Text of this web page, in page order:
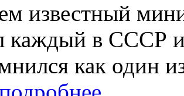
известный
каждый в СССР
как один